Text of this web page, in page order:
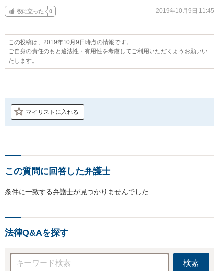
役に立った 0 2019年10月9日 11:45
この投稿は、2019年10月9日時点の情報です。
ご自身の責任のもと適法性・有用性を考慮してご利用いただくようお願いい
たします。
マイリストに入れる
この質問に回答した弁護士
条件に一致する弁護士が見つかりませんでした
法律Q&Aを探す
検索